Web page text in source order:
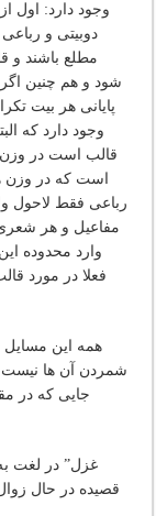
وجود دارد: اول
دوبیتی و
مطلع باشند و
شود و هم چنین
پایانی هر بیت
وجود دارد که
قالب است در
است که در وزن
رباعی فقط لاحول
مفاعیل و هر
وارد محدوده
فعلا در مورد
همه این
شمردن آن ها
جایی که در
قصیده در حال